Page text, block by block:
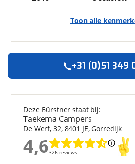
Toon alle
Merk
Automerk camper
Model
Uitvoering
695 G
Kilometerstand
36.000
2016
Deze Bürstner staat bij:
Taekema Campers
De Werf, 32, 8401 JE, Gorredijk
4,6326 reviews
4,6
+31 (0)51 349